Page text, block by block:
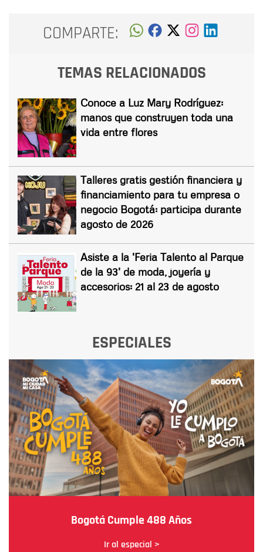
COMPARTE:
TEMAS RELACIONADOS
Conoce a Luz Mary Rodríguez:
manos que construyen toda una
vida entre flores
Talleres gratis gestión financiera y
financiamiento para tu empresa o
negocio Bogotá: participa durante
agosto de 2026
Asiste a la 'Feria Talento al Parque
de la 93' de moda, joyería y
accesorios: 21 al 23 de agosto
ESPECIALES
Bogotá Cumple 488 Años
Ir al especial >